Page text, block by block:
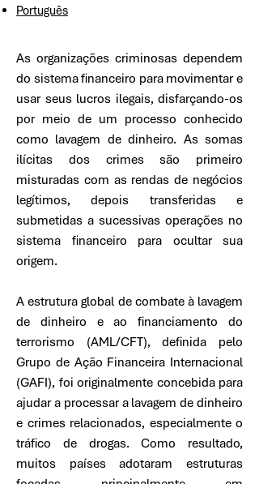
Português
As organizações criminosas dependem
do sistema financeiro para movimentar e
usar seus lucros ilegais, disfarçando-os
por meio de um processo conhecido
como lavagem de dinheiro. As somas
ilícitas dos crimes são primeiro
misturadas com as rendas de negócios
legítimos, depois transferidas e
submetidas a sucessivas operações no
sistema financeiro para ocultar sua
origem.
A estrutura global de combate à lavagem
de dinheiro e ao financiamento do
terrorismo (AML/CFT), definida pelo
Grupo de Ação Financeira Internacional
(GAFI), foi originalmente concebida para
ajudar a processar a lavagem de dinheiro
e crimes relacionados, especialmente o
tráfico de drogas. Como resultado,
muitos países adotaram estruturas